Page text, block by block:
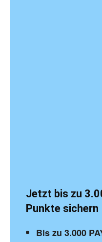
Jetzt bis zu
Punkte sichern
Bis zu 3.000